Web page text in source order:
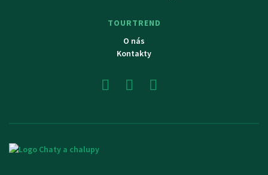
TOURTREND
O nás
Kontakty